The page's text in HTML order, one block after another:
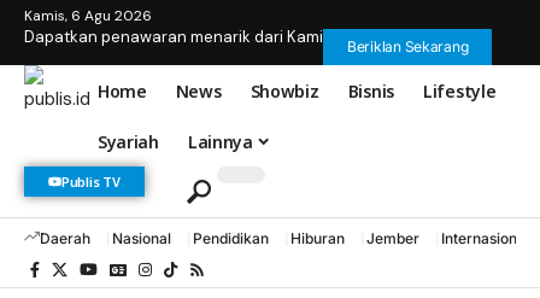
Kamis, 6 Agu 2026
Dapatkan penawaran menarik dari Kami Beriklan Sekarang
Home News Showbiz Bisnis Lifestyle
Syariah Lainnya
Publis TV
Daerah Nasional Pendidikan Hiburan Jember Internasional